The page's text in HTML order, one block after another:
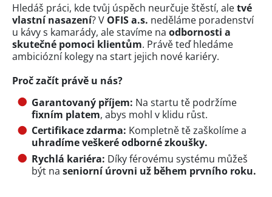
Hledáš práci, kde tvůj úspěch neurčuje štěstí, aletvé
vlastní nasazení? V OFIS a.s. neděláme poradenství
u kávy s kamarády, ale stavíme na odbornosti a
skutečné pomoci klientům. Právě teď hledáme
ambiciózní kolegy na start jejich nové kariéry.
Proč začít právě u nás?
Garantovaný příjem: Na startu tě podržíme
fixním platem, abys mohl v klidu růst.
Certifikace zdarma: Kompletně tě zaškolíme a
uhradíme veškeré odborné zkoušky.
Rychlá kariéra: Díky férovému systému můžeš
být na seniorní úrovni už během prvního roku.